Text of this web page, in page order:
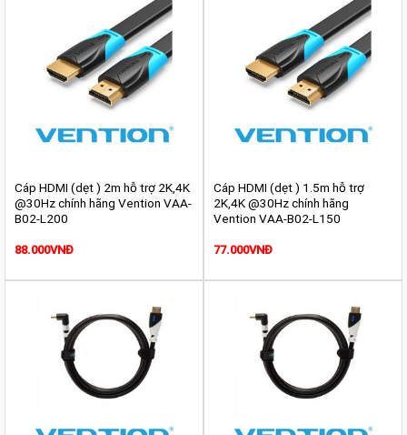
Cáp HDMI (dẹt ) 2m hỗ trợ 2K,4K
@30Hz chính hãng Vention VAA-
B02-L200
88.000VNĐ
Cáp HDMI (dẹt ) 1.5m hỗ trợ
2K,4K @30Hz chính hãng
Vention VAA-B02-L150
77.000VNĐ